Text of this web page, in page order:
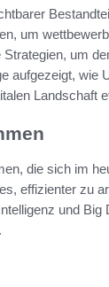
um
um
aufgezeigt, wie
Landschaft
die sich im
effizienter zu
und Big